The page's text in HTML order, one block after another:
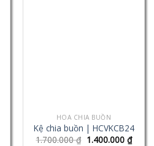
HOA CHIA BUỒN
Kệ chia buồn | HCVKCB24
1.700.000₫ 1.400.000 ₫